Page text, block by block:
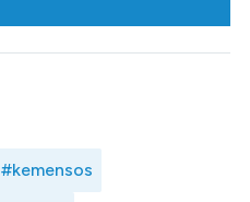
#kemensos